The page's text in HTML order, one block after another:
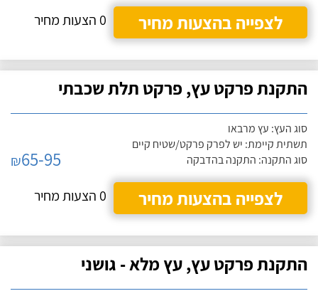
לצפייה בהצעות מחיר 0 הצעות מחיר
התקנת פרקט עץ, פרקט תלת שכבתי
סוג העץ: עץ מרבאו
תשתית קיימת: יש לפרק פרקט/שטיח קיים
סוג התקנה: התקנה בהדבקה
₪65-95
לצפייה בהצעות מחיר
0 הצעות מחיר
התקנת פרקט עץ, עץ מלא - גושני